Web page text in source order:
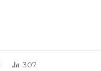
307